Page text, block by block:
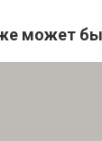
может